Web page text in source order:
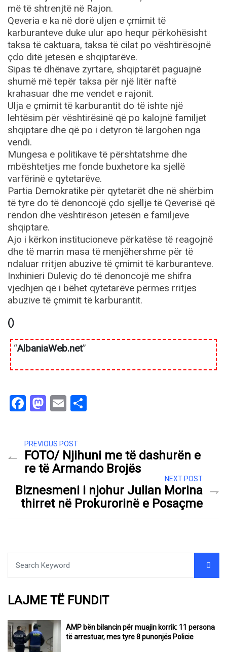
më të shtrenjtë në Rajon.
Qeveria e ka në dorë uljen e çmimit të
karburanteve duke ulur apo hequr përkohësisht
taksa të caktuara, taksa të cilat po vështirësojnë
çdo ditë jetesën e shqiptarëve.
Sipas të dhënave zyrtare, shqiptarët paguajnë
shumë më tepër taksa për një litër naftë
krahasuar dhe me vendet e rajonit.
Ulja e çmimit të karburantit do të ishte një
lehtësim për vështirësinë që po kalojnë familjet
shqiptare dhe që po i detyron të largohen nga
vendi.
Mungesa e politikave të përshtatshme dhe
mbështetjes me fonde buxhetore ka sjellë
varfërinë e qytetarëve.
Partia Demokratike për qytetarët dhe në shërbim
të tyre do të denoncojë çdo sjellje të Qeverisë që
rëndon dhe vështirëson jetesën e familjeve
shqiptare.
Ajo i kërkon institucioneve përkatëse të reagojnë
dhe të marrin masa të menjëhershme për të
ndaluar rritjen abuzive të çmimit të karburanteve.
Inxhinieri Duleviç do të denoncojë me shifra
vjedhjen që i bëhet qytetarëve përmes rritjes
abuzive të çmimit të karburantit.
()
“AlbaniaWeb.net”
Facebook
Mastodon
Email
PREVIOUS POST
FOTO/ Njihuni me të dashurën e
re të Armando Brojës
NEXT POST
Biznesmeni i njohur Julian Morina
thirret në Prokurorinë e Posaçme
LAJME TË FUNDIT
AMP bën bilancin për muajin korrik: 11 persona
të arrestuar, mes tyre 8 punonjës Policie